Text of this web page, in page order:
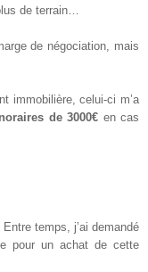
de terrain…
de négociation, mais
immobilière, celui-ci m’a
de 3000€ en cas
temps, j’ai demandé
pour un achat de cette